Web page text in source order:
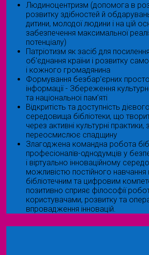
Людиноцентризм (допомога в
розвитку здібностей й
дитини, молодої людини і на цій
забезпечення максимальної
потенціалу)
Патріотизм як засіб для
об'єднання країни і розвитку
і кожного громадянина
Формування безбар’єрних
інформації - Збереження
та національної пам’яті
Відкритість та доступність
середовища бібліотеки, що
через активні культурні практики,
переосмислює спадщину
Злагоджена командна робота
професіоналів-однодумців у
і віртуально інноваційному
можливістю постійного
бібліотечним та цифровим
позитивно сприяє філософії
користувачами, розвитку та
впровадження інновацій.